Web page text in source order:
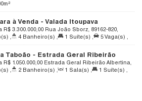
Sul, Santa Catarina, Brasil
m²
à Venda - Valada Itoupava
R$ 3.300.000,00 Rua João Sborz, 89162-820,
Rio do Sul, Santa Catarina, Brasil
4 Banheiro(s) 1 Suíte(s) 5Vaga(s)
, Terreno: 180000.00m²
Taboão - Estrada Geral Ribeirão
n - Rio do Sul
R$ 1.050.000,00 Estrada Geral Ribeirão Albertina,
Taboão, Rio do Sul, Santa Catarina, Brasil
2 Banheiro(s) 1 Sala(s) 1 Suíte(s)